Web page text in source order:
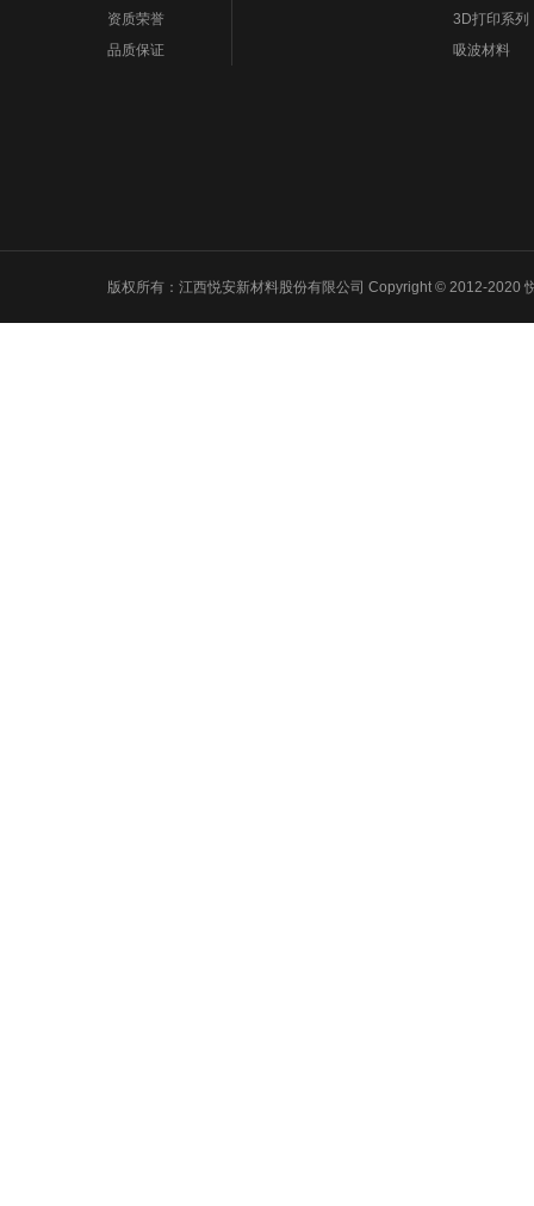
资质荣誉
品质保证
3D打印系列
吸波材料
版权所有：江西悦安新材料股份有限公司 Copyright © 2012-2020